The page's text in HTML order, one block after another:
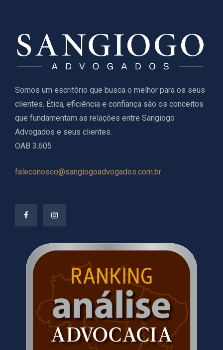
Somos um escritório que busca o melhor para os seus
clientes. Ética, eficiência e confiança são os conceitos
que fundamentam as relações entre Sangiogo
Advogados e seus clientes.
OAB 3.605
faleconosco@sangiogoadvogados.com.br